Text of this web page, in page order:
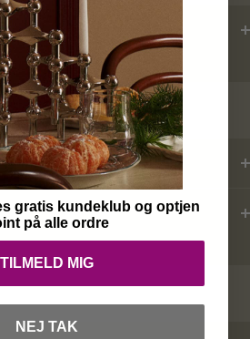
?
gratis kundeklub og optjen
på alle ordre
TILMELD MIG
NEJ TAK